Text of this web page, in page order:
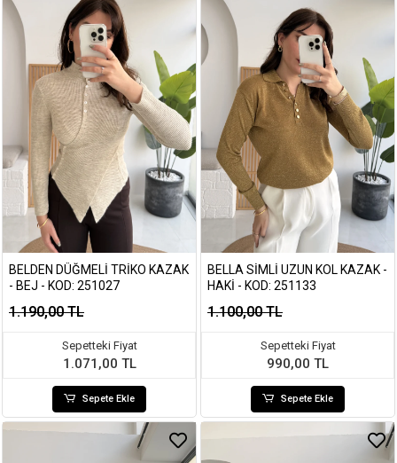
BELDEN DÜĞMELI TRIKO KAZAK
- BEJ - KOD: 251027
1.190,00 TL
Sepetteki Fiyat
1.071,00 TL
Sepete Ekle
BELLA SIMLI UZUN KOL KAZAK -
HAKI - KOD: 251133
1.100,00 TL
Sepetteki Fiyat
990,00 TL
Sepete Ekle